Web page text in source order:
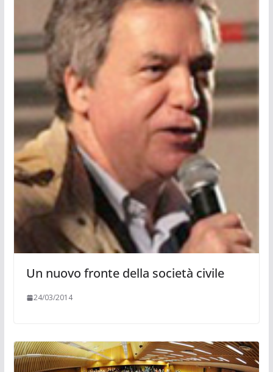
Un nuovo fronte della società civile
24/03/2014